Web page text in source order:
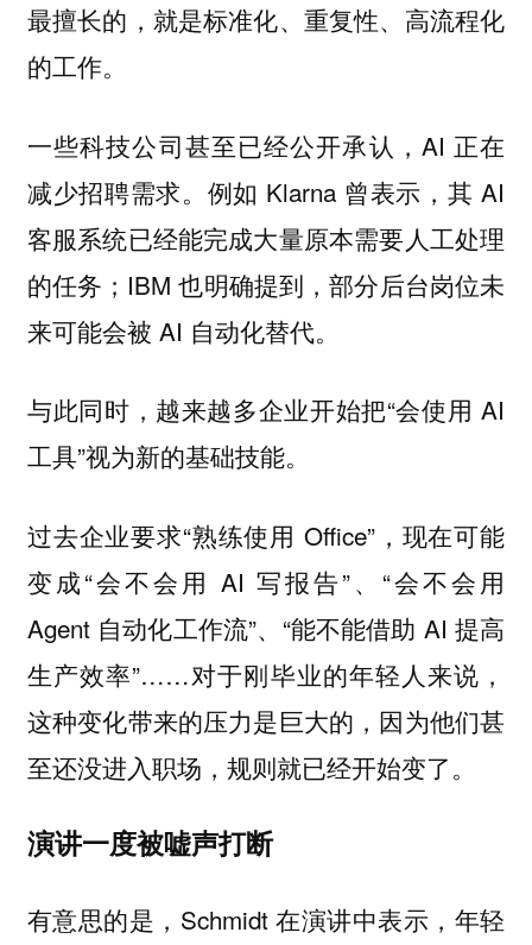
最擅长的，就是标准化、重复性、高流程化
的工作。
一些科技公司甚至已经公开承认，AI 正在
减少招聘需求。例如 Klarna 曾表示，其 AI
客服系统已经能完成大量原本需要人工处理
的任务；IBM 也明确提到，部分后台岗位未
来可能会被 AI 自动化替代。
与此同时，越来越多企业开始把“会使用 AI
工具”视为新的基础技能。
过去企业要求“熟练使用 Office”，现在可能
变成“会不会用 AI 写报告”、“会不会用
Agent 自动化工作流”、“能不能借助 AI 提高
生产效率”……对于刚毕业的年轻人来说，
这种变化带来的压力是巨大的，因为他们甚
至还没进入职场，规则就已经开始变了。
演讲一度被嘘声打断
有意思的是，Schmidt 在演讲中表示，年轻